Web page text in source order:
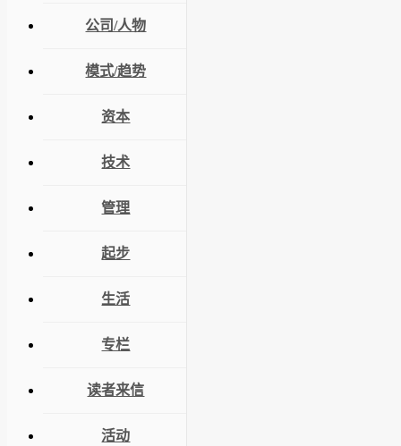
公司/人物
模式/趋势
资本
技术
管理
起步
生活
专栏
读者来信
活动